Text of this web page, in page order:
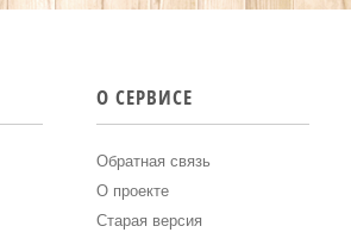
О СЕРВИСЕ
Обратная связь
О проекте
Старая версия